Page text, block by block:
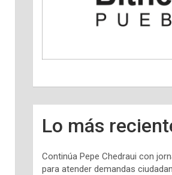
Lo más
Continúa Pepe Chedraui con
para atender demandas